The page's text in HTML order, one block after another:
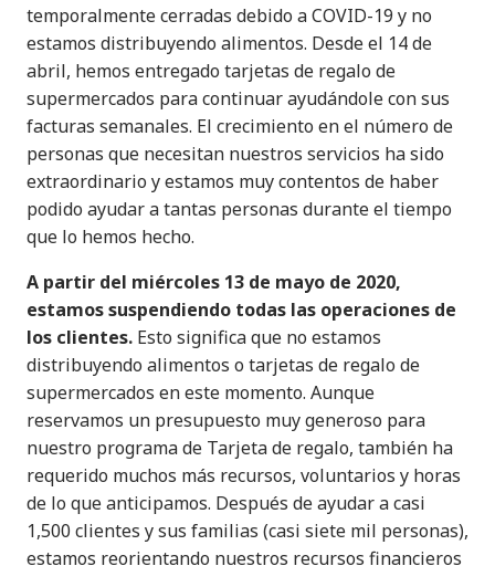
temporalmente cerradas debido a COVID-19 y no
estamos distribuyendo alimentos. Desde el 14 de
abril, hemos entregado tarjetas de regalo de
supermercados para continuar ayudándole con sus
facturas semanales. El crecimiento en el número de
personas que necesitan nuestros servicios ha sido
extraordinario y estamos muy contentos de haber
podido ayudar a tantas personas durante el tiempo
que lo hemos hecho.
A partir del miércoles 13 de mayo de 2020,
estamos suspendiendo todas las operaciones de
los clientes. Esto significa que no estamos
distribuyendo alimentos o tarjetas de regalo de
supermercados en este momento. Aunque
reservamos un presupuesto muy generoso para
nuestro programa de Tarjeta de regalo, también ha
requerido muchos más recursos, voluntarios y horas
de lo que anticipamos. Después de ayudar a casi
1,500 clientes y sus familias (casi siete mil personas),
estamos reorientando nuestros recursos financieros